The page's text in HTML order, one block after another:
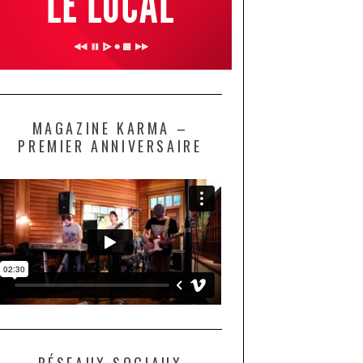
MAGAZINE KARMA –
PREMIER ANNIVERSAIRE